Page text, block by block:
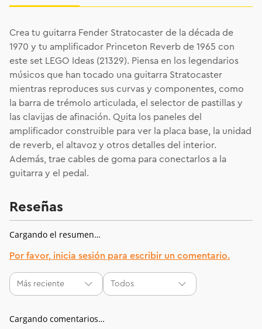
Crea tu guitarra Fender Stratocaster de la década de
1970 y tu amplificador Princeton Reverb de 1965 con
este set LEGO Ideas (21329). Piensa en los legendarios
músicos que han tocado una guitarra Stratocaster
mientras reproduces sus curvas y componentes, como
la barra de trémolo articulada, el selector de pastillas y
las clavijas de afinación. Quita los paneles del
amplificador construible para ver la placa base, la unidad
de reverb, el altavoz y otros detalles del interior.
Además, trae cables de goma para conectarlos a la
guitarra y el pedal.
Reseñas
Cargando el resumen…
Por favor, inicia sesión para escribir un comentario.
Más reciente Todos
Cargando comentarios…